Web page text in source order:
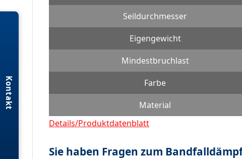
Kontakt
Seildurchmesser
Eigengewicht
Mindestbruchlast
Farbe
Material
Details/Produktdatenblatt
Sie haben Fragen zum